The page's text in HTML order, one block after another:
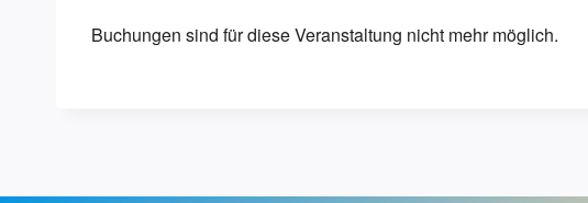
Buchungen sind für diese Veranstaltung nicht mehr möglich.